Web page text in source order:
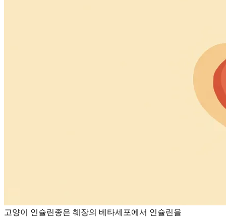
고양이 인슐린종은 췌장의 베타세포에서 인슐린을